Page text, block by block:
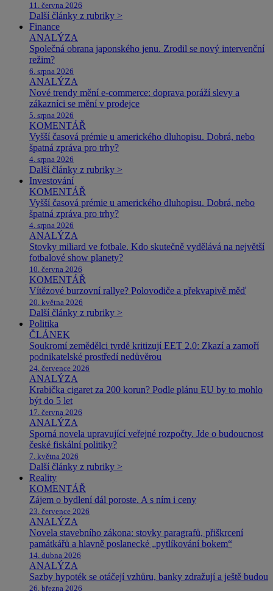
11. června 2026
Další články z rubriky >
Finance
ANALÝZA
Společná obrana japonského jenu. Zrodil se nový intervenční
režim?
6. srpna 2026
ANALÝZA
Nové trendy mění e-commerce: doprava poráží slevy a
zákazníci se mění v prodejce
5. srpna 2026
KOMENTÁŘ
Vyšší časová prémie u amerického dluhopisu. Dobrá, nebo
špatná zpráva pro trhy?
4. srpna 2026
Další články z rubriky >
Investování
KOMENTÁŘ
Vyšší časová prémie u amerického dluhopisu. Dobrá, nebo
špatná zpráva pro trhy?
4. srpna 2026
ANALÝZA
Stovky miliard ve fotbale. Kdo skutečně vydělává na největší
fotbalové show planety?
10. června 2026
KOMENTÁŘ
Vítězové burzovní rallye? Polovodiče a překvapivě měď
20. května 2026
Další články z rubriky >
Politika
ČLÁNEK
Soukromí zemědělci tvrdě kritizují EET 2.0: Zkazí a zamoří
podnikatelské prostředí nedůvěrou
24. července 2026
ANALÝZA
Krabička cigaret za 200 korun? Podle plánu EU by to mohlo
být do 5 let
17. června 2026
ANALÝZA
Sporná novela upravující veřejné rozpočty. Jde o budoucnost
české fiskální politiky?
7. května 2026
Další články z rubriky >
Reality
KOMENTÁŘ
Zájem o bydlení dál poroste. A s ním i ceny
23. července 2026
ANALÝZA
Novela stavebního zákona: stovky paragrafů, přiškrcení
památkářů a hlavně poslanecké „pytlíkování bokem“
14. dubna 2026
ANALÝZA
Sazby hypoték se otáčejí vzhůru, banky zdražují a ještě budou
26. března 2026